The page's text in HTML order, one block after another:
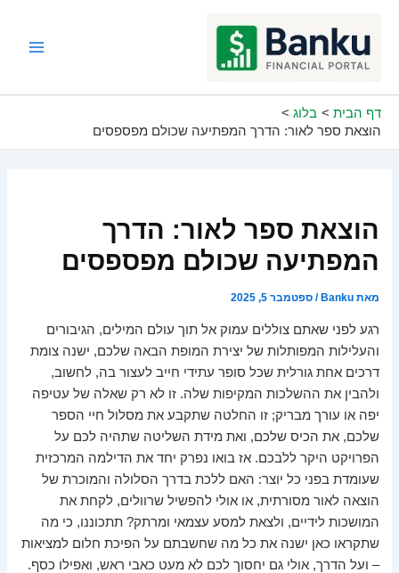
דף הבית
בלוג
הוצאת ספר לאור: הדרך המפתיעה שכולם מפספסים
הוצאת ספר לאור: הדרך
המפתיעה שכולם מפספסים
מאתBanku
/ספטמבר 5, 2025
רגע לפני שאתם צוללים עמוק אל תוך עולם המילים, הגיבורים
והעלילות המפותלות של יצירת המופת הבאה שלכם, ישנה צומת
דרכים אחת גורלית שכל סופר עתידי חייב לעצור בה, לחשוב,
ולהבין את ההשלכות המקיפות שלה. זו לא רק שאלה של עטיפה
יפה או עורך מבריק; זו החלטה שתקבע את מסלול חיי הספר
שלכם, את הכיס שלכם, ואת מידת השליטה שתהיה לכם על
הפרויקט היקר ללבכם. אז בואו נפרק יחד את הדילמה המרכזית
שעומדת בפני כל יוצר: האם ללכת בדרך הסלולה והמוכרת של
הוצאה לאור מסורתית, או אולי להפשיל שרוולים, לקחת את
המושכות לידיים, ולצאת למסע עצמאי ומרתק? תתכוננו, כי מה
שתקראו כאן ישנה את כל מה שחשבתם על הפיכת חלום למציאות
– ועל הדרך, אולי גם יחסוך לכם לא מעט כאבי ראש, ואפילו כסף.